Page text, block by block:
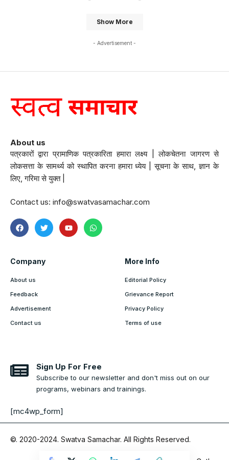
Show More
- Advertisement -
About us
पत्रकारों द्वारा प्रामाणिक पत्रकारिता हमारा लक्ष्य | लोकचेतना जागरण से
लोकसत्ता के सामर्थ्य को स्थापित करना हमारा ध्येय | सूचना के साथ, ज्ञान के
लिए, गरिमा से युक्त |
Contact us: info@swatvasamachar.com
Company
About us
Feedback
Advertisement
Contact us
More Info
Editorial Policy
Grievance Report
Privacy Policy
Terms of use
Sign Up For Free
Subscribe to our newsletter and don't miss out on our
programs, webinars and trainings.
[mc4wp_form]
©. 2020-2024. Swatva Samachar. All Rights Reserved.